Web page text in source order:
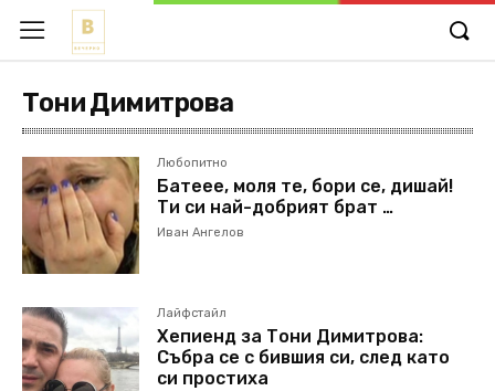
Тони Димитрова
Любопитно
Батеее, моля те, бори се, дишай!
Ти си най-добрият брат …
Иван Ангелов
Лайфстайл
Хепиенд за Тони Димитрова:
Събра се с бившия си, след като
си простиха